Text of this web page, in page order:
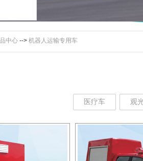
中心 --> 机器人运输专用车
医疗车 观